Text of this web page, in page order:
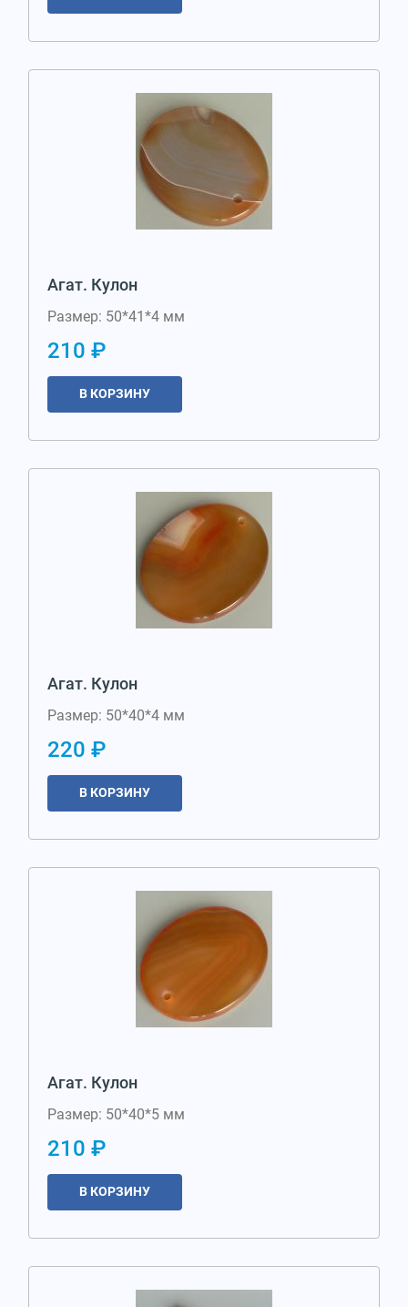
Агат. Кулон
Размер: 50*41*4 мм
210 ₽
В КОРЗИНУ
Агат. Кулон
Размер: 50*40*4 мм
220 ₽
В КОРЗИНУ
Агат. Кулон
Размер: 50*40*5 мм
210 ₽
В КОРЗИНУ